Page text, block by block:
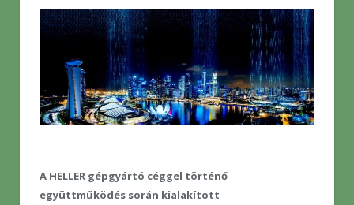
A HELLER gépgyártó céggel történő
együttműködés során kialakított